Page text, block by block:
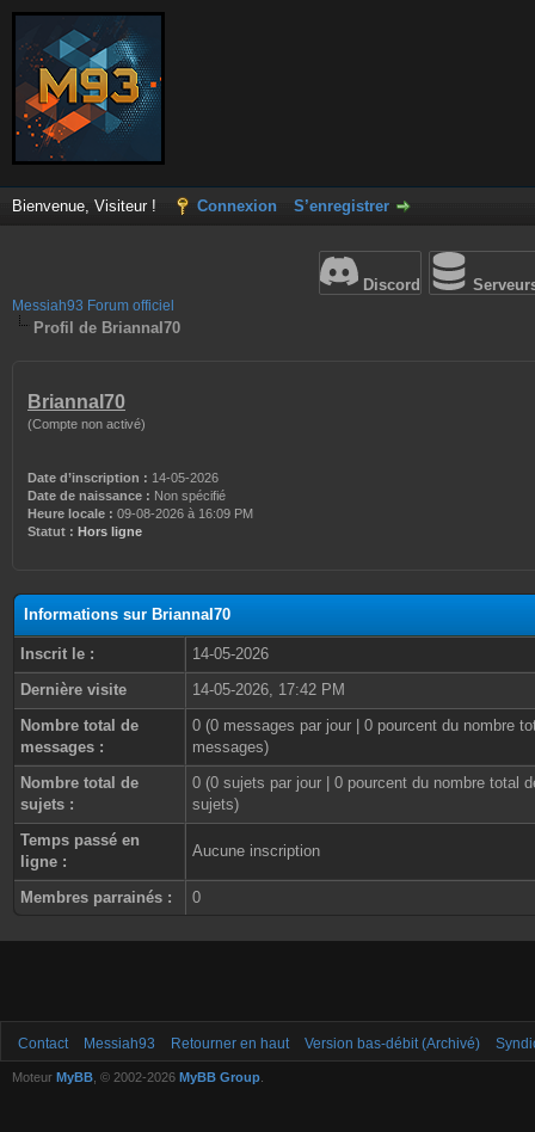
Bienvenue, Visiteur ! Connexion S’enregistrer
Discord
Messiah93 Forum officiel
Profil de BriannaI70
BriannaI70
(Compte non activé)
Date d’inscription : 14-05-2026
Date de naissance : Non spécifié
Heure locale : 09-08-2026 à 16:09 PM
Statut : Hors ligne
Informations sur BriannaI70
Inscrit le :
14-05-2026
Dernière visite
14-05-2026, 17:42 PM
Nombre total de
messages :
0 (0 messages par jour | 0 pourcent du nombre
messages)
Nombre total de
sujets :
0 (0 sujets par jour | 0 pourcent du nombre total
sujets)
Temps passé en
ligne :
Aucune inscription
Membres parrainés : 0
Contact Messiah93 Retourner en haut Version bas-débit (Archivé)
Moteur MyBB , © 2002-2026 MyBB Group